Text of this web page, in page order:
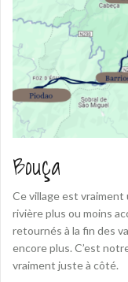
Bouça
Ce village est
rivière plus ou moins
retournés à la fin des
encore plus. C’est
vraiment juste à côté.